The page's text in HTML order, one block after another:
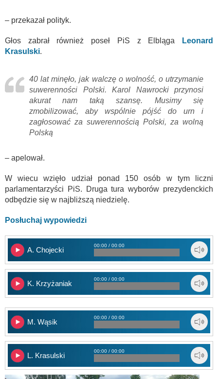
– przekazał polityk.
Głos zabrał również poseł PiS z Elbląga
Leonard
Krasulski.
40 lat minęło, jak walczę o wolność, o utrzymanie
suwerenności Polski. Karol Nawrocki przynosi
akurat nam taką szansę. Musimy się
zmobilizować, aby wspólnie pójść do urn i
zagłosować za suwerennością Polski, za wolną
Polską
– apelował.
W wiecu wzięło udział ponad 150 osób w tym liczni
parlamentarzyści PiS. Druga tura wyborów prezydenckich
odbędzie się w najbliższą niedzielę.
Posłuchaj wypowiedzi
A. Chojecki
00:00 / 00:00
K. Krzyżaniak
00:00 / 00:00
M. Wąsik
00:00 / 00:00
L. Krasulski
00:00 / 00:00